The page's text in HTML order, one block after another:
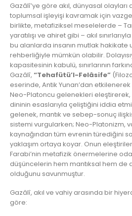
Gazâlî’ye göre akıl, dünyasal olayları
toplumsal işleyişi kavramak için
birlikte, metafiziksel meselelerde –
yaratılışı ve ahiret gibi – akıl
bu alanlarda insanın mutlak hakikate
rehberliğiyle mümkün olabilir.
kapasitesinin kabulü, sınırlarının
Gazâlî, “Tehafütü’l-Felâsife”
eserinde, Antik Yunan’dan
Neo-Platoncu gelenekleri eleştirerek,
dininin esaslarıyla çeliştiğini iddia
gelenek, mantık ve sebep-sonuç
sistemi vurgularken; Neo-Platonizm,
kaynağından tüm evrenin türediğini
yaklaşım ortaya koyar. Onun
Farabi’nin metafizik önermelerine
düşüncelerin hem mantıksal hem de
olduğunu savunmuştur.
Gazâlî, akıl ve vahiy arasında bir
göre: